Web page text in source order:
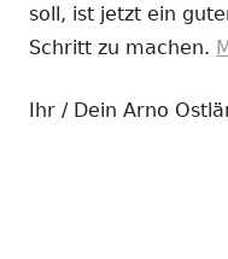
soll, ist jetzt ein
Schritt zu machen.
Ihr / Dein Arno